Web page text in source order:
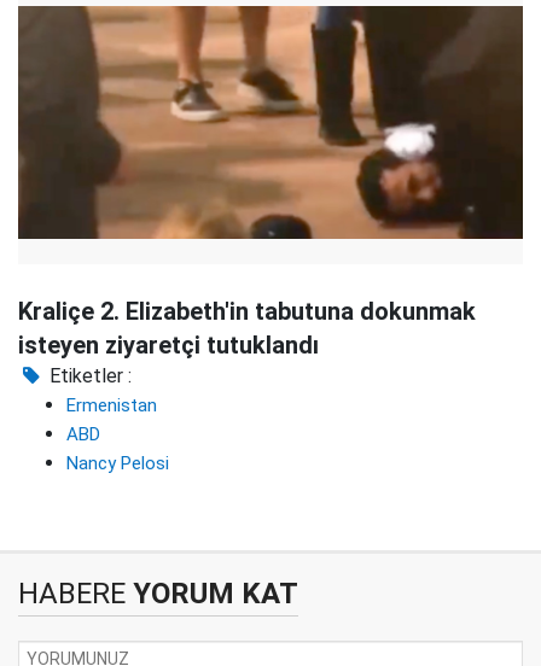
Kraliçe 2. Elizabeth'in tabutuna dokunmak
isteyen ziyaretçi tutuklandı
Etiketler :
Ermenistan
ABD
Nancy Pelosi
HABERE YORUM KAT